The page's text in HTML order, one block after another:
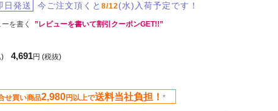
日発送 今ご注文頂くと 8/12(水)入荷予定です！
を書く ”レビューを書いて割引クーポンGET!!”
) 4,691円 (税抜)
せ買い商品2,980円以上で送料当社負担！ *